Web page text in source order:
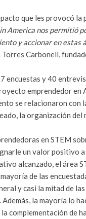
que les provocó la
America nos permitió
y accionar en
Carbonell,
encuestas y 40
emprendedor en
se relacionaron con
la organización
en STEM
un valor positivo
alcanzado, el área
de las
y casi la mitad de
la mayoría lo
complementación de